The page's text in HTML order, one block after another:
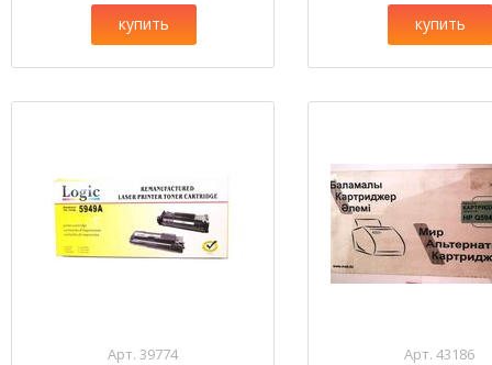
купить купить
Арт. 39774 Арт. 43186